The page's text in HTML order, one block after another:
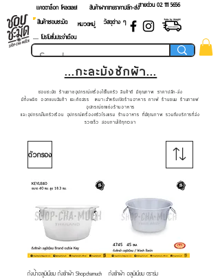
แคตตาล็อก โหลดเลย! สายด่วน 02 ​111 5656
สินค้าฝากขายราคาปลีก-ส่ง
สินค้าชอบชะมัด
หมวดหมู่
วัสดุต่าง ๆ
.... โปรโมชั่นประจำเดือน
...กะละมังซักผ้า...
ชอบชะมัด ร้านขายอุปกรณ์เครื่องใช้ในครัว สินค้าดี มีคุณภาพ ราคาปลีก-ส่ง
มีทั้งผลิต ออกแบบสินค้า และคัดสรร เหมาะสำหรับเปิดร้านอาหาร คาเฟ่ ร้านขนม ร้านกาแฟ
อุปกรณ์ตกแต่งร้านอาหาร
และอุปกรณ์ในครัวเรือน อุปกรณ์เครื่องครัวโรงแรม ร้านอาหาร ที่มีคุณภาพ รวมถึงบริการที่ส่ง
รวดเร็ว สอบถามได้ทุกเวลา
ตัวกรอง
ถังน้ำอลูมิเนียม ถังซักผ้า Shopchamuch
ถังซักผ้า อลูมิเนียม ตราร่ม